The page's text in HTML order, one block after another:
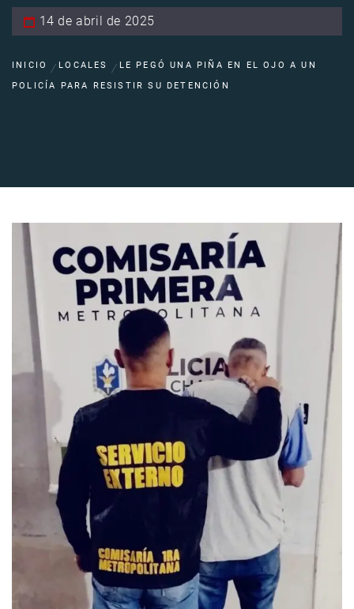
14 de abril de 2025
INICIO LOCALES
LE PEGÓ UNA PIÑA EN EL OJO A UN
POLICÍA PARA RESISTIR SU DETENCIÓN